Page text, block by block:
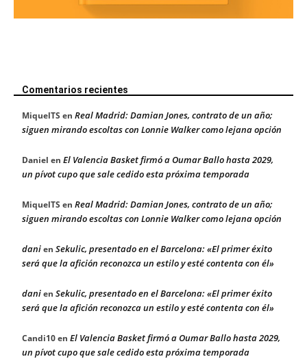
Comentarios recientes
MiquelTS en Real Madrid: Damian Jones, contrato de un año;
siguen mirando escoltas con Lonnie Walker como lejana opción
Daniel en El Valencia Basket firmó a Oumar Ballo hasta 2029,
un pívot cupo que sale cedido esta próxima temporada
MiquelTS en Real Madrid: Damian Jones, contrato de un año;
siguen mirando escoltas con Lonnie Walker como lejana opción
danien Sekulic, presentado en el Barcelona: «El primer éxito
será que la afición reconozca un estilo y esté contenta con él»
danien Sekulic, presentado en el Barcelona: «El primer éxito
será que la afición reconozca un estilo y esté contenta con él»
Candi10en El Valencia Basket firmó a Oumar Ballo hasta 2029,
un pívot cupo que sale cedido esta próxima temporada